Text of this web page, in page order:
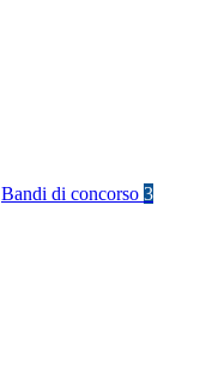
Bandi di concorso 3